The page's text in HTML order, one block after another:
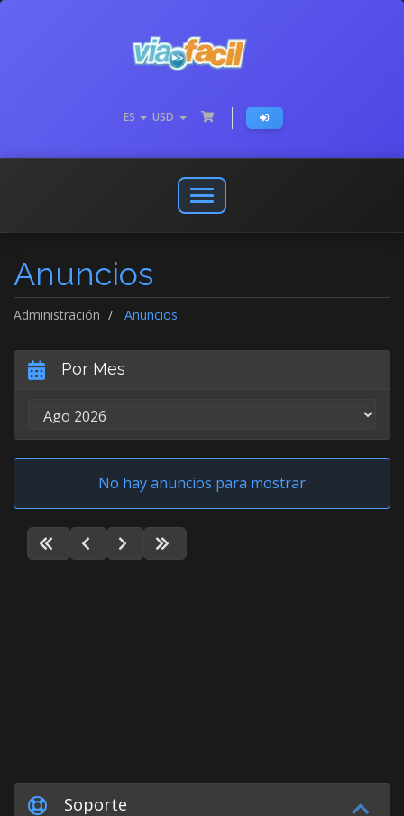
ES USD
Abrir
o
Anuncios
Administración Anuncios
Por Mes
No hay anuncios para mostrar
Soporte